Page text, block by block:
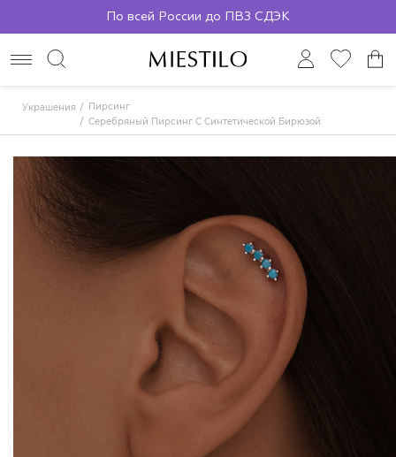
По всей России до ПВЗ СДЭК
Украшения
Пирсинг
Серебряный Пирсинг С Синтетической Бирюзой